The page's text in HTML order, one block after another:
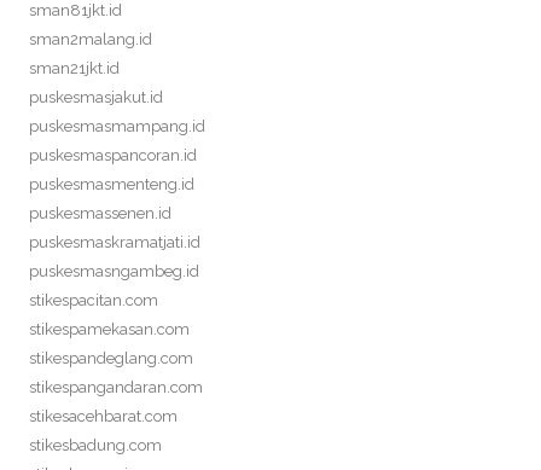
sman81jkt.id
sman2malang.id
sman21jkt.id
puskesmasjakut.id
puskesmasmampang.id
puskesmaspancoran.id
puskesmasmenteng.id
puskesmassenen.id
puskesmaskramatjati.id
puskesmasngambeg.id
stikespacitan.com
stikespamekasan.com
stikespandeglang.com
stikespangandaran.com
stikesacehbarat.com
stikesbadung.com